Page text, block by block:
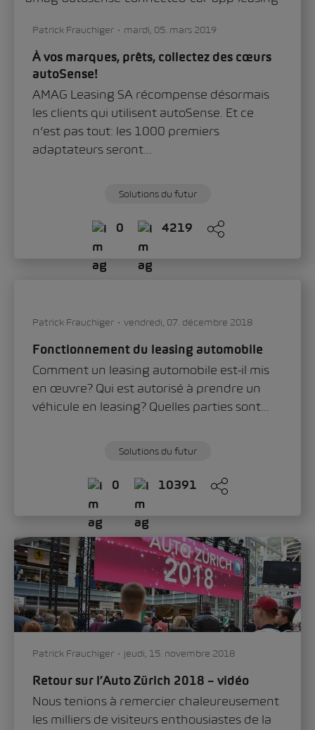
Patrick Frauchiger mardi, 05. mars 2019
À vos marques, prêts, collectez des cœurs
autoSense!
AMAG Leasing SA récompense désormais
les clients qui utilisent autoSense. Et ce
n’est pas tout: les 1000 premiers
adaptateurs seront...
Solutions du futur
0 4219
Patrick Frauchiger vendredi, 07. décembre 2018
Fonctionnement du leasing automobile
Comment un leasing automobile est-il mis
en œuvre? Qui est autorisé à prendre un
véhicule en leasing? Quelles parties sont...
Solutions du futur
0 10391
Patrick Frauchiger jeudi, 15. novembre 2018
Retour sur l’Auto Zürich 2018 – vidéo
Nous tenions à remercier chaleureusement
les milliers de visiteurs enthousiastes de la